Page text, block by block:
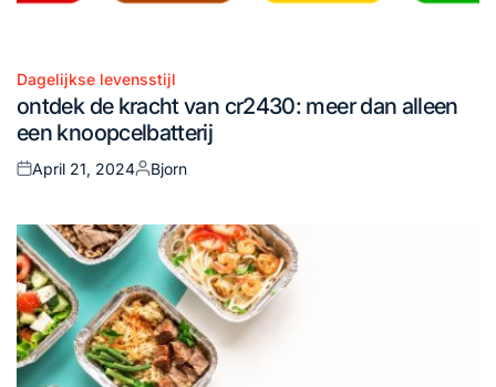
Posted
in
Dagelijkse levensstijl
ontdek de kracht van cr2430: meer dan alleen
een knoopcelbatterij
Posted
April 21, 2024
Posted
Bjorn